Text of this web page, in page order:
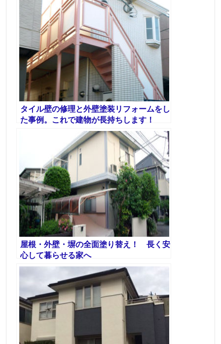
タイル壁の修理と外壁塗装リフォームをし
た事例。これで建物が長持ちします！
屋根・外壁・塀の全面塗り替え！ 長く安
心して暮らせる家へ